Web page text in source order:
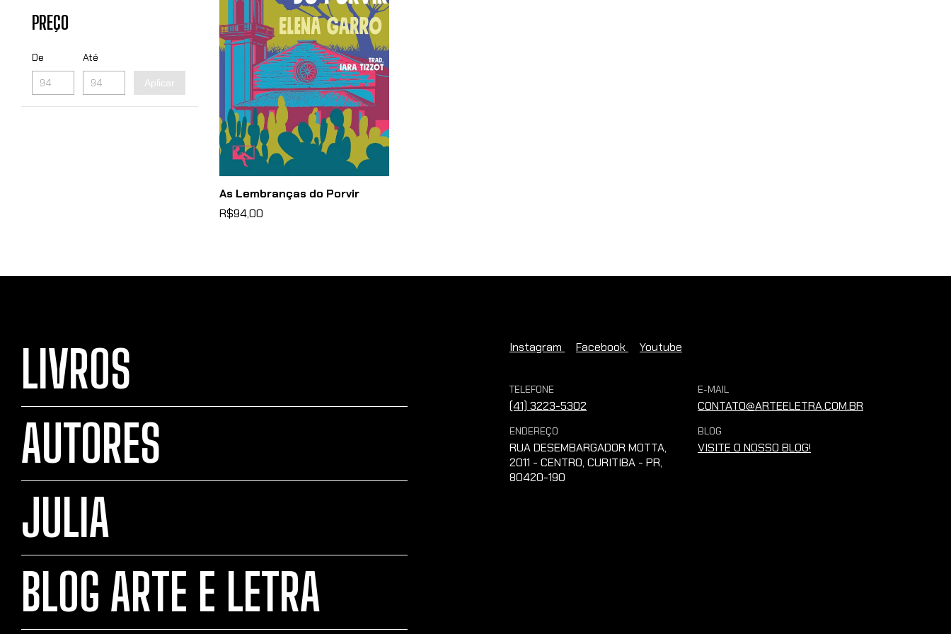
PREÇO
De Até
Aplicar
As Lembranças do Porvir
R$94,00
LIVROS
AUTORES
JULIA
BLOG ARTE E LETRA
Instagram Facebook Youtube
TELEFONE
(41) 3223-5302
E-MAIL
CONTATO@ARTEELETRA.COM.BR
ENDEREÇO
RUA DESEMBARGADOR MOTTA,
2011 - CENTRO, CURITIBA - PR,
80420-190
BLOG
VISITE O NOSSO BLOG!